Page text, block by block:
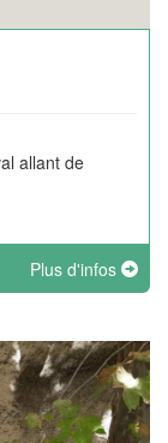
allant de
Plus d'infos